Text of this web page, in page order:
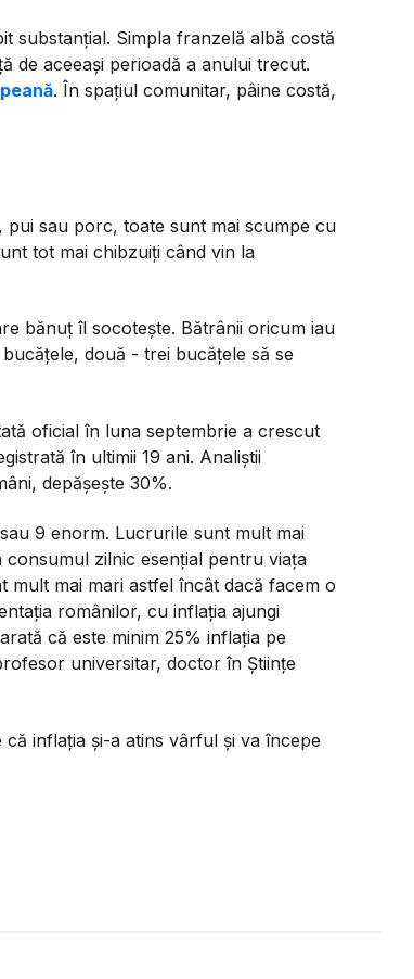
substanțial. Simpla franzelă albă costă
de aceeași perioadă a anului trecut.
. În spațiul comunitar, pâine costă,
pui sau porc, toate sunt mai scumpe cu
tot mai chibzuiți când vin la
bănuț îl socotește. Bătrânii oricum iau
două - trei bucățele să se
oficial în luna septembrie a crescut
în ultimii 19 ani. Analiștii
depășește 30%.
9 enorm. Lucrurile sunt mult mai
zilnic esențial pentru viața
mult mai mari astfel încât dacă facem o
românilor, cu inflația ajungi
că este minim 25% inflația pe
universitar, doctor în Științe
inflația și-a atins vârful și va începe